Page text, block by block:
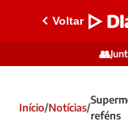
Voltar ▷
👥
Início/Notícias/
reféns